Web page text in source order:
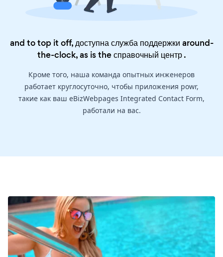
and to top it off, доступна служба поддержки around-
the-clock, as is theсправочный центр.
Кроме того, наша команда опытных инженеров
работает круглосуточно, чтобы приложения powr,
такие как ваш eBizWebpages Integrated Contact Form,
работали на вас.